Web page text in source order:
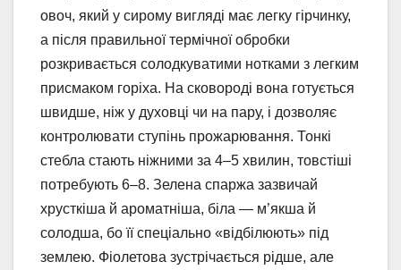
овоч, який у сирому вигляді має легку гірчинку,
а після правильної термічної обробки
розкривається солодкуватими нотками з легким
присмаком горіха. На сковороді вона готується
швидше, ніж у духовці чи на пару, і дозволяє
контролювати ступінь прожарювання. Тонкі
стебла стають ніжними за 4–5 хвилин, товстіші
потребують 6–8. Зелена спаржа зазвичай
хрусткіша й ароматніша, біла — м’якша й
солодша, бо її спеціально «відбілюють» під
землею. Фіолетова зустрічається рідше, але